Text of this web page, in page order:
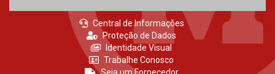
Central de Informações
Proteção de Dados
Identidade Visual
Trabalhe Conosco